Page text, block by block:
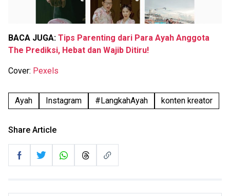
BACA JUGA: Tips Parenting dari Para Ayah Anggota
The Prediksi, Hebat dan Wajib Ditiru!
Cover: Pexels
Ayah Instagram #LangkahAyah konten kreator
Share Article